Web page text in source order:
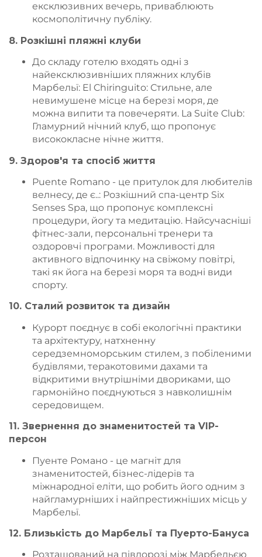
ексклюзивних вечерь, приваблюють
космополітичну публіку.
8. Розкішні пляжні клуби
До складу готелю входять одні з
найексклюзивніших пляжних клубів
Марбельї: El Chiringuito: Стильне, але
невимушене місце на березі моря, де
можна випити та повечеряти. La Suite Club:
Гламурний нічний клуб, що пропонує
висококласне нічне життя.
9. Здоров'я та спосіб життя
Puente Romano - це притулок для любителів
велнесу, де є..: Розкішний спа-центр Six
Senses Spa, що пропонує комплексні
процедури, йогу та медитацію. Найсучасніші
фітнес-зали, персональні тренери та
оздоровчі програми. Можливості для
активного відпочинку на свіжому повітрі,
такі як йога на березі моря та водні види
спорту.
10. Сталий розвиток та дизайн
Курорт поєднує в собі екологічні практики
та архітектуру, натхненну
середземноморським стилем, з побіленими
будівлями, теракотовими дахами та
відкритими внутрішніми двориками, що
гармонійно поєднуються з навколишнім
середовищем.
11. Звернення до знаменитостей та VIP-
персон
Пуенте Романо - це магніт для
знаменитостей, бізнес-лідерів та
міжнародної еліти, що робить його одним з
найгламурніших і найпрестижніших місць у
Марбельї.
12. Близькість до Марбельї та Пуерто-Бануса
Розташований на півдорозі між Марбельєю